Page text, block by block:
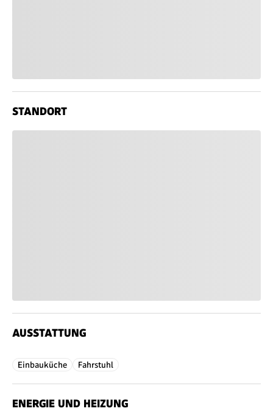
STANDORT
AUSSTATTUNG
Einbauküche Fahrstuhl
ENERGIE UND HEIZUNG